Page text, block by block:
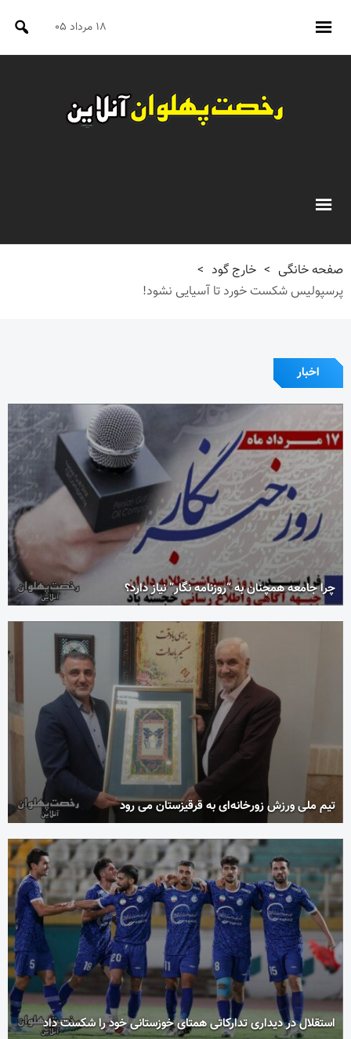
۱۸ مرداد ۰۵
صفحه خانگی > خارج گود >
پرسپولیس شکست خورد تا آسیایی نشود!
اخبار
چرا جامعه همچنان به “روزنامه نگار” نیاز دارد؟
تیم ملی ورزش زورخانه‌ای به قرقیزستان می رود
استقلال در دیداری تدارکاتی همتای خوزستانی خود را شکست داد